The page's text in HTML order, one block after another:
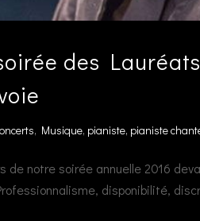
des
, Musique, pianiste, pianiste
notre soirée annuelle 2016
disponibilité,